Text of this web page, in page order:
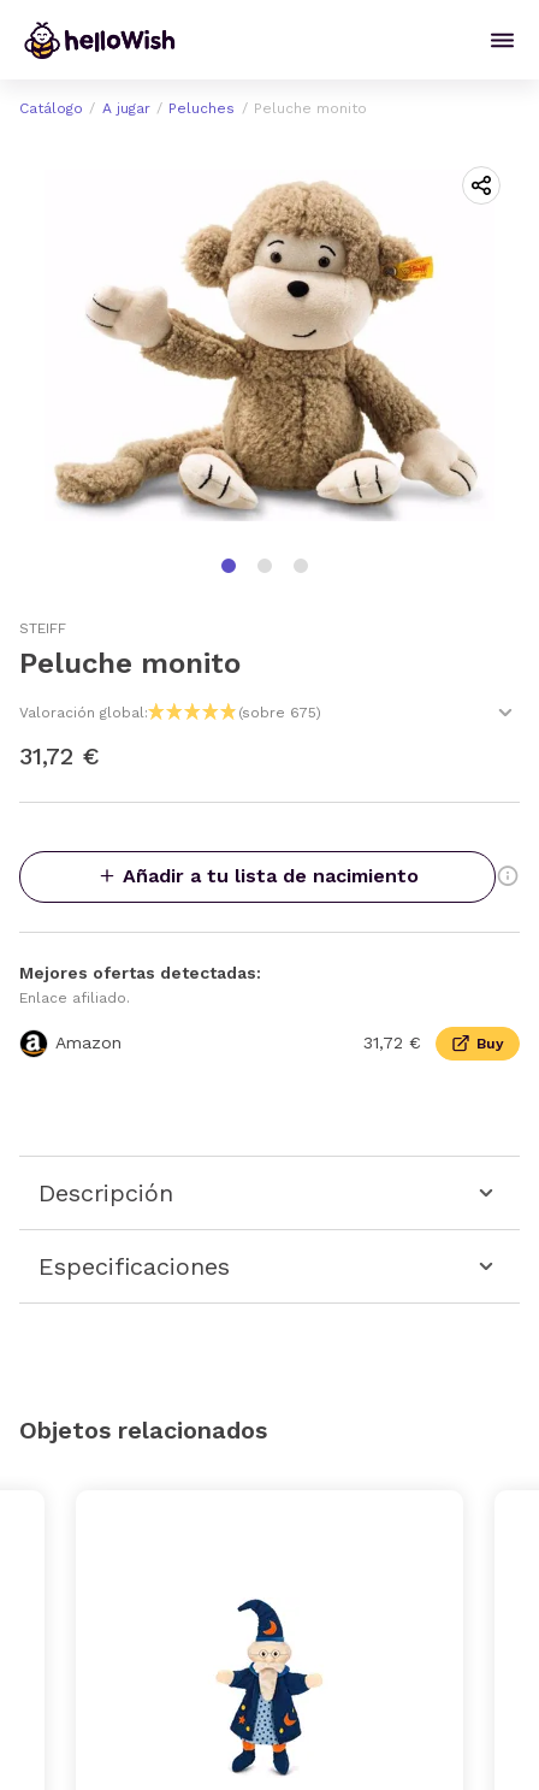
Catálogo A jugar Peluches Peluche monito
STEIFF
Peluche monito
Valoración global: (sobre 675)
31,72 €
Añadir a tu lista de nacimiento
Mejores ofertas detectadas:
Enlace afiliado.
Amazon 31,72 € Buy
Descripción
Especificaciones
Objetos relacionados